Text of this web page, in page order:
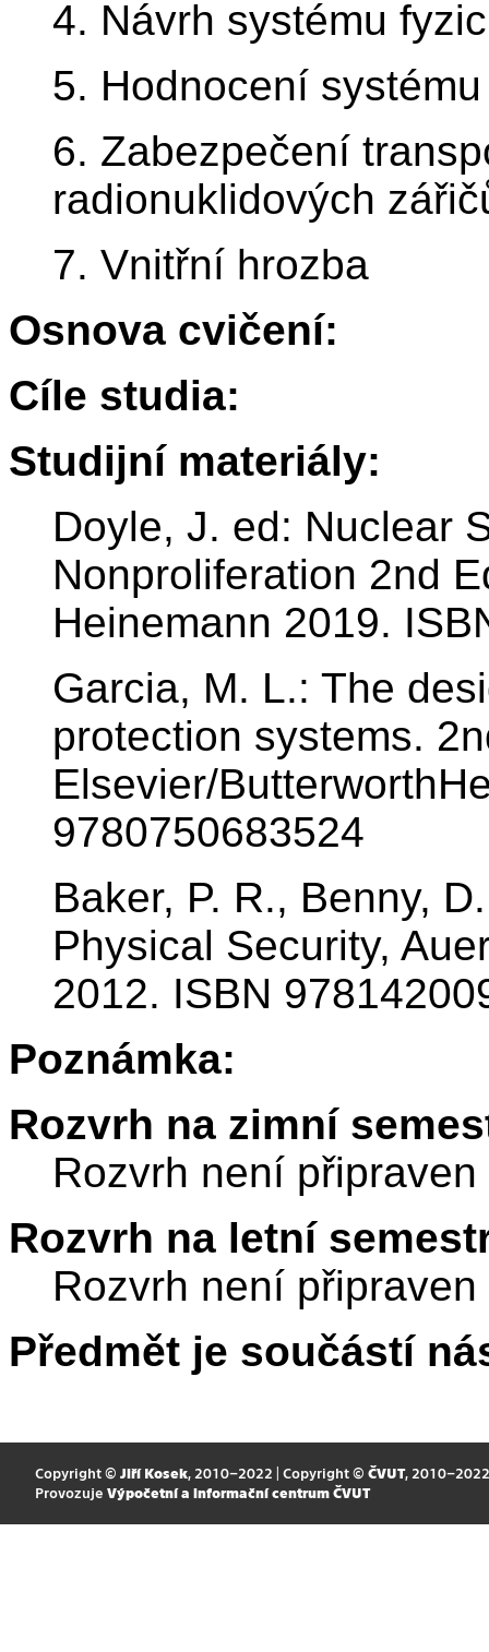
4. Návrh systému
5. Hodnocení
6. Zabezpečení
radionuklidových
7. Vnitřní hrozba
Osnova cvičení:
Cíle studia:
Studijní materiály:
Doyle, J. ed: Nuclear
Nonproliferation 2nd
Heinemann 2019.
Garcia, M. L.: The
protection systems.
Elsevier/
9780750683524
Baker, P. R., Benny,
Physical Security,
2012. ISBN
Poznámka:
Rozvrh na zimní
Rozvrh není připraven
Rozvrh na letní
Rozvrh není připraven
Předmět je součástí
Copyright © Jiří Kosek, 2010–2022 | Copyright © ČVUT, 2010–2022
Provozuje Výpočetní a informační centrum ČVUT